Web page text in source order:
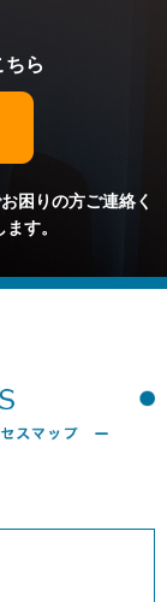
ら
困りの方ご連絡く
す。